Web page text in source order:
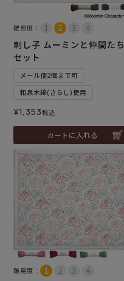
難易度：
刺し子 ムーミンと仲間たち
セット
メール便2個まで可
和泉木綿(さらし)使用
¥1,353税込
カートに入れる
難易度：